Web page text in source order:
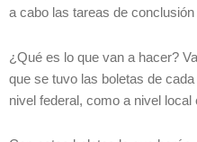
a cabo las tareas de
¿Qué es lo que van a hacer?
que se tuvo las boletas de
nivel federal, como a nivel local